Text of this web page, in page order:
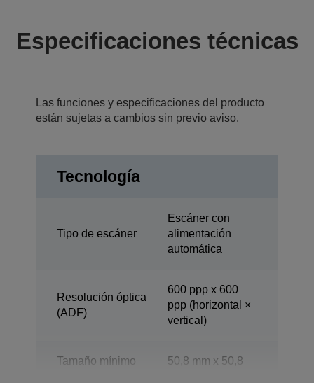
Especificaciones técnicas
Las funciones y especificaciones del producto
están sujetas a cambios sin previo aviso.
Tecnología
Tipo de escáner
Escáner con
alimentación
automática
Resolución óptica
(ADF)
600 ppp x 600
ppp (horizontal ×
vertical)
Tamaño mínimo
50,8 mm x 50,8